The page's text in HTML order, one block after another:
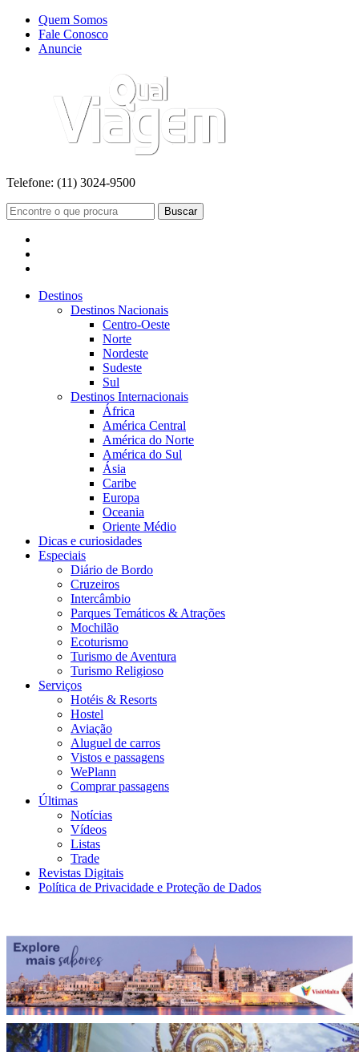
Quem Somos
Fale Conosco
Anuncie
Telefone: (11) 3024-9500
Buscar
Destinos
Destinos Nacionais
Centro-Oeste
Norte
Nordeste
Sudeste
Sul
Destinos Internacionais
África
América Central
América do Norte
América do Sul
Ásia
Caribe
Europa
Oceania
Oriente Médio
Dicas e curiosidades
Especiais
Diário de Bordo
Cruzeiros
Intercâmbio
Parques Temáticos & Atrações
Mochilão
Ecoturismo
Turismo de Aventura
Turismo Religioso
Serviços
Hotéis & Resorts
Hostel
Aviação
Aluguel de carros
Vistos e passagens
WePlann
Comprar passagens
Últimas
Notícias
Vídeos
Listas
Trade
Revistas Digitais
Política de Privacidade e Proteção de Dados